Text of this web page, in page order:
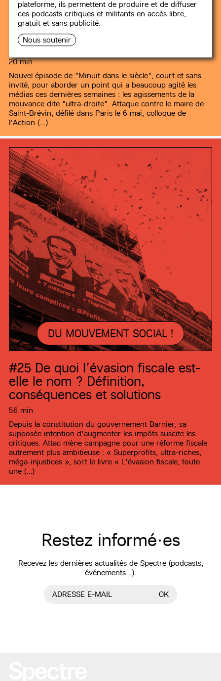
plateforme, ils permettent de produire et de diffuser
ces podcasts critiques et militants en accès libre,
gratuit et sans publicité.
Nous soutenir
#18Nazis dans la rue, RN à
l’Assemblée : c’est toute l’extrême
droite qu’il faut combattre
20 min
Nouvel épisode de "Minuit dans le siècle", court et sans
invité, pour aborder un point qui a beaucoup agité les
médias ces dernières semaines : les agissements de la
mouvance dite "ultra-droite". Attaque contre le maire de
Saint-Brévin, défilé dans Paris le 6 mai, colloque de
l'Action (…)
DU MOUVEMENT SOCIAL !
#25 De quoi l’évasion fiscale est-
elle le nom ? Définition,
conséquences et solutions
56 min
Depuis la constitution du gouvernement Barnier, sa
supposée intention d'augmenter les impôts suscite les
critiques. Attac mène campagne pour une réforme fiscale
autrement plus ambitieuse : « Superprofits, ultra-riches,
méga-injustices », sort le livre « L'évasion fiscale, toute
une (…)
Restez informé·es
Recevez les dernières actualités de Spectre (podcasts,
événements…).
ADRESSE E-MAIL OK